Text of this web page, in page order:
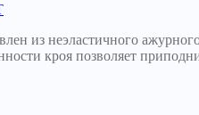
из неэластичного
кроя позволяет